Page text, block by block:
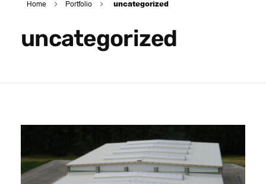
Home Portfolio uncategorized
uncategorized